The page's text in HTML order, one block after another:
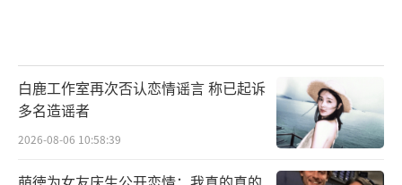
白鹿工作室再次否认恋情谣言 称已起诉
多名造谣者
2026-08-06 10:58:39